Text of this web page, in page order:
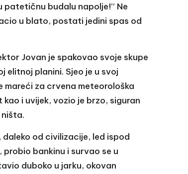
patetičnu budalu napolje!” Ne
u blato, postati jedini spas od
Jovan je spakovao svoje skupe
elitnoj planini. Sjeo je u svoj
mareći za crvena meteorološka
i uvijek, vozio je brzo, siguran
od civilizacije, led ispod
bankinu i survao se u
duboko u jarku, okovan